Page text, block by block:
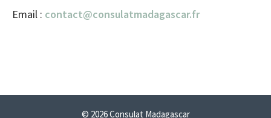
Email : contact@consulatmadagascar.fr
© 2026 Consulat Madagascar